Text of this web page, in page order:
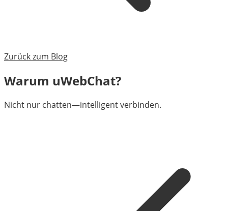
Zurück zum Blog
Warum uWebChat?
Nicht nur chatten—intelligent verbinden.